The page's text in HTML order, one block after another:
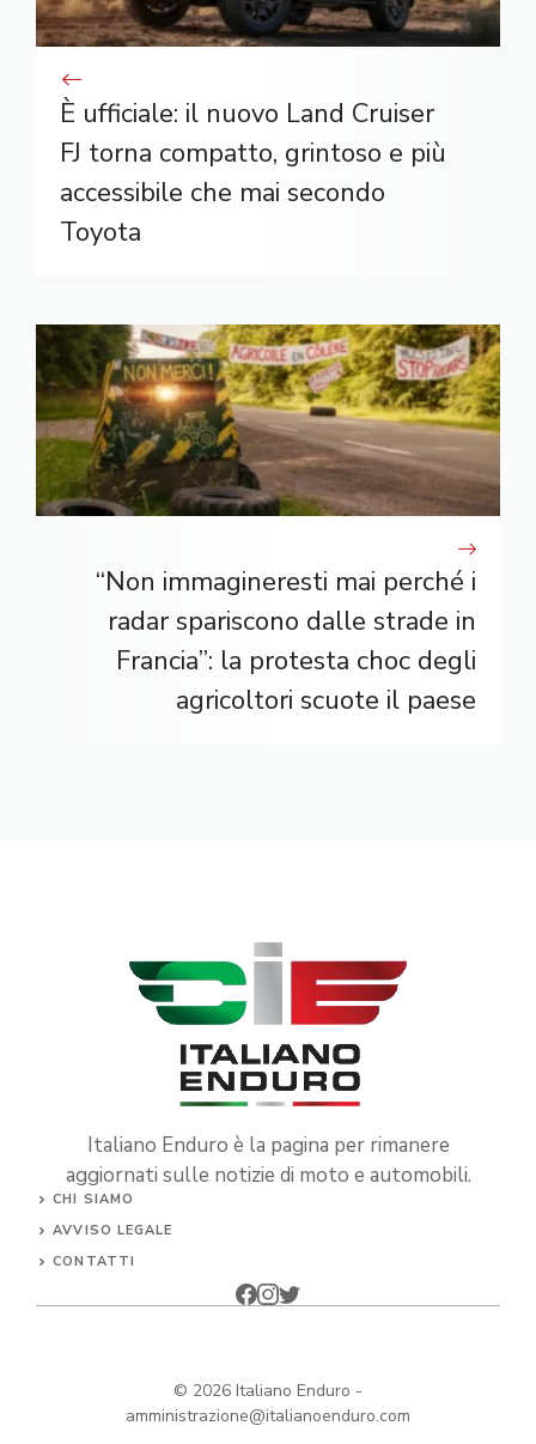
È ufficiale: il nuovo Land Cruiser
FJ torna compatto, grintoso e più
accessibile che mai secondo
Toyota
“Non immagineresti mai perché i
radar spariscono dalle strade in
Francia”: la protesta choc degli
agricoltori scuote il paese
Italiano Enduro è la pagina per rimanere
aggiornati sulle notizie di moto e automobili.
CHI SIAMO
AVVISO LEGALE
CONTATTI
© 2026 Italiano Enduro -
amministrazione@italianoenduro.com